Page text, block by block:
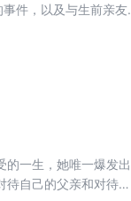
件，以及与生前亲友
的一生，她唯一爆发出
自己的父亲和对待自